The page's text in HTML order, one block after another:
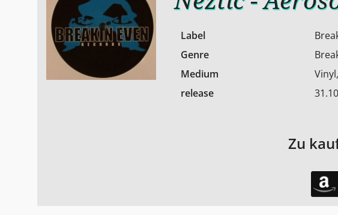
Label
Genre
Medium
release
Zu